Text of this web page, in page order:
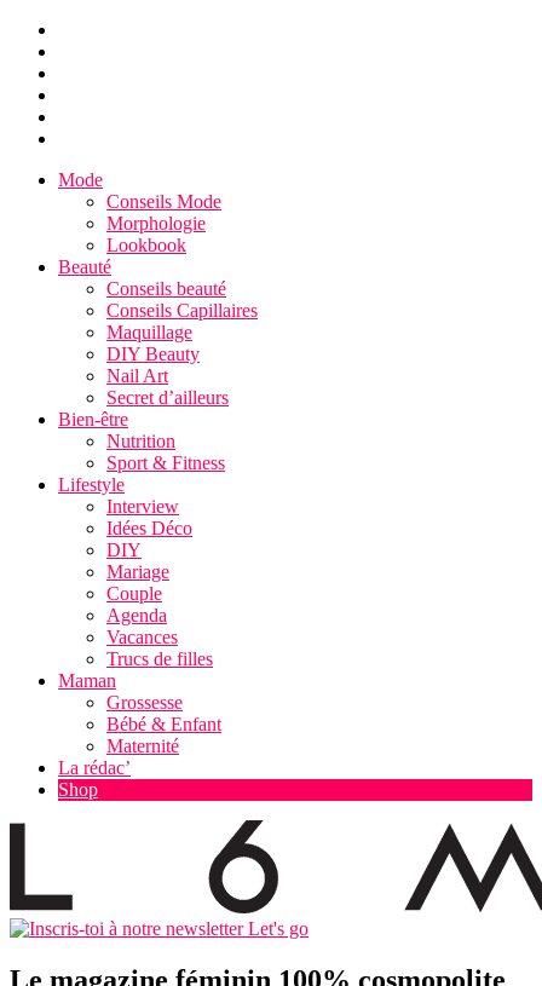
Mode
Conseils Mode
Morphologie
Lookbook
Beauté
Conseils beauté
Conseils Capillaires
Maquillage
DIY Beauty
Nail Art
Secret d’ailleurs
Bien-être
Nutrition
Sport & Fitness
Lifestyle
Interview
Idées Déco
DIY
Mariage
Couple
Agenda
Vacances
Trucs de filles
Maman
Grossesse
Bébé & Enfant
Maternité
La rédac’
Shop
Let's go